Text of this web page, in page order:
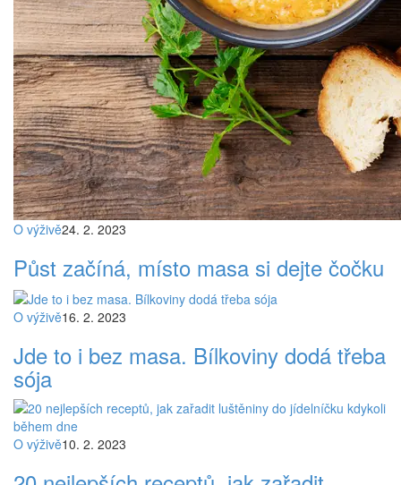
O výživě24. 2. 2023
Půst začíná, místo masa si dejte čočku
O výživě16. 2. 2023
Jde to i bez masa. Bílkoviny dodá třeba
sója
O výživě10. 2. 2023